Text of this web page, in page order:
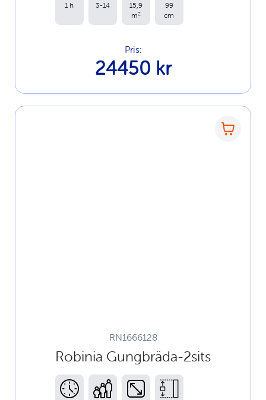
1 h 3-14
15,9
m2
99
cm
Pris:
24450 kr
RN1666128
Robinia Gungbräda-2sits